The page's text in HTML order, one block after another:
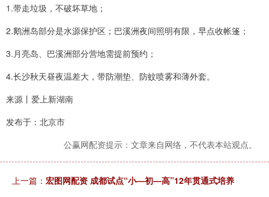
1.带走垃圾，不破坏草地；
2.鹅洲岛部分是水源保护区；巴溪洲夜间照明有限，早点收帐篷；
3.月亮岛、巴溪洲部分营地需提前预约；
4.长沙秋天昼夜温差大，带防潮垫、防蚊喷雾和薄外套。
来源丨爱上新湖南
发布于：北京市
公赢网配资提示：文章来自网络，不代表本站观点。
上一篇： 宏图网配资 成都试点“小—初—高”12年贯通式培养